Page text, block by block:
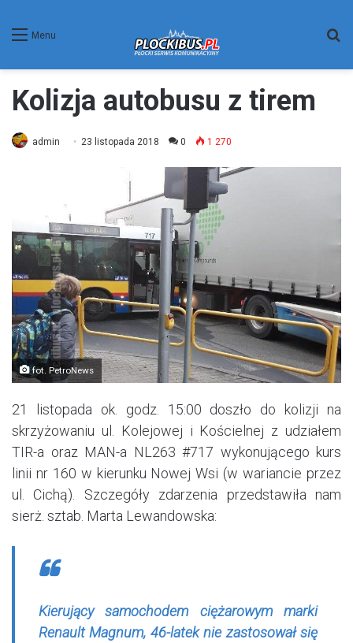
Menu
Kolizja autobusu z tirem
admin 23 listopada 2018 0 1 270
fot. PetroNews
21 listopada ok. godz. 15:00 doszło do kolizji na
skrzyżowaniu ul. Kolejowej i Kościelnej z udziałem
TIR-a oraz MAN-a NL263 #717 wykonującego kurs
linii nr 160 w kierunku Nowej Wsi (w wariancie przez
ul. Cichą). Szczegóły zdarzenia przedstawiła nam
sierż. sztab. Marta Lewandowska:
Kierujący samochodem ciężarowym marki
Renault Magnum, 46-latek nie zastosował się